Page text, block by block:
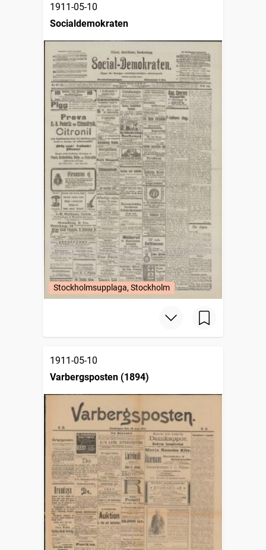
1911-05-10
Socialdemokraten
Stockholmsupplaga, Stockholm
1911-05-10
Varbergsposten (1894)